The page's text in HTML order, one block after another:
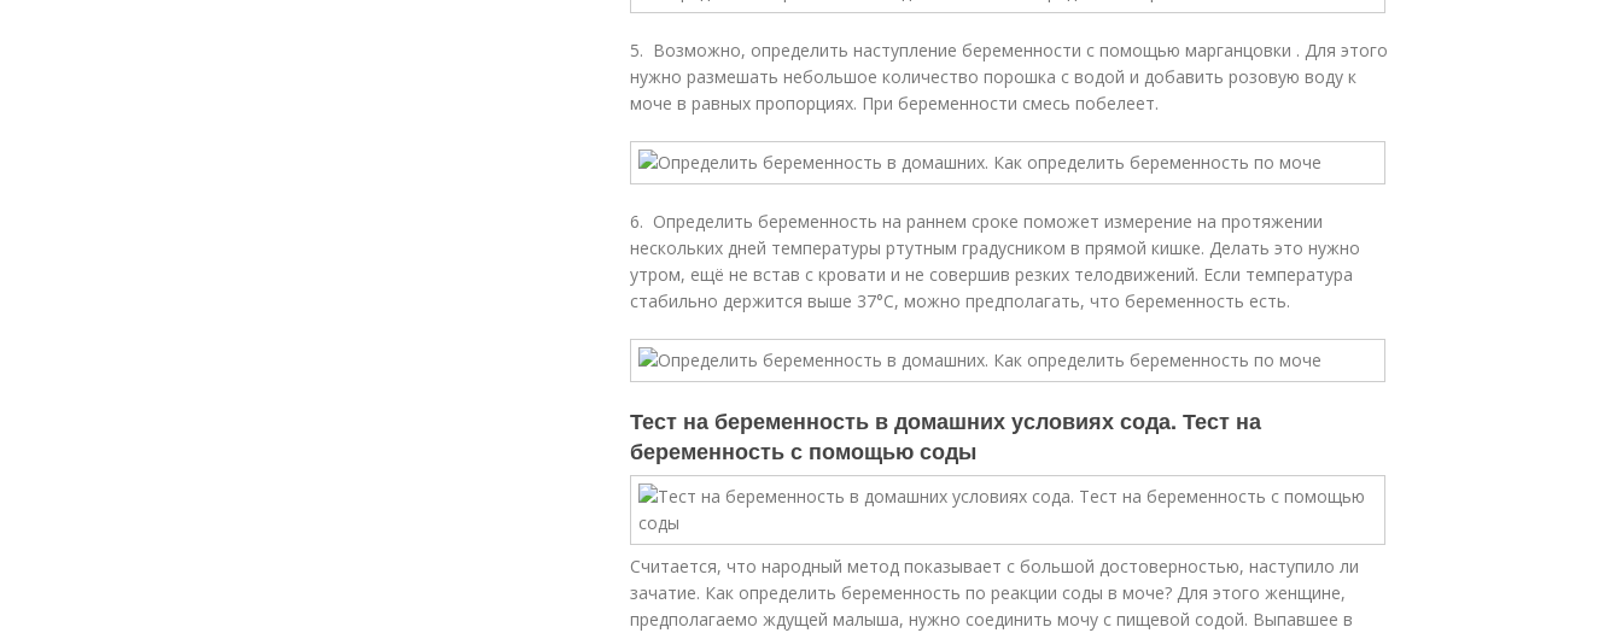
5. Возможно, определить наступление беременности с помощью марганцовки . Для этого
нужно размешать небольшое количество порошка с водой и добавить розовую воду к
моче в равных пропорциях. При беременности смесь побелеет.
6. Определить беременность на раннем сроке поможет измерение на протяжении
нескольких дней температуры ртутным градусником в прямой кишке. Делать это нужно
утром, ещё не встав с кровати и не совершив резких телодвижений. Если температура
стабильно держится выше 37°С, можно предполагать, что беременность есть.
Тест на беременность в домашних условиях сода. Тест на
беременность с помощью соды
Считается, что народный метод показывает с большой достоверностью, наступило ли
зачатие. Как определить беременность по реакции соды в моче? Для этого женщине,
предполагаемо ждущей малыша, нужно соединить мочу с пищевой содой. Выпавшее в